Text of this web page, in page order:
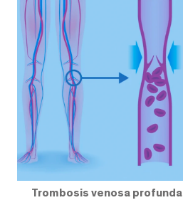
Trombosis venosa profunda